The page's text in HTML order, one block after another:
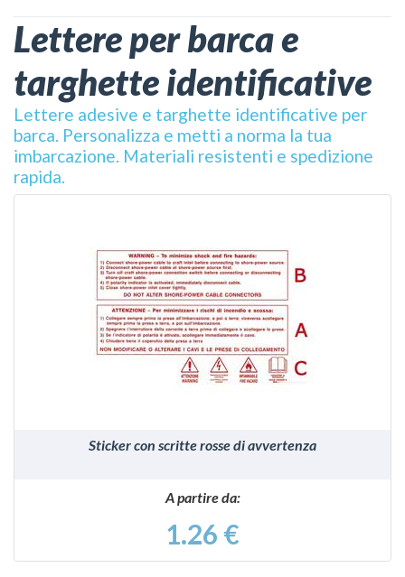
Lettere per barca e
targhette identificative
Lettere adesive e targhette identificative per
barca. Personalizza e metti a norma la tua
imbarcazione. Materiali resistenti e spedizione
rapida.
VEDI
Sticker con scritte rosse di avvertenza
A partire da:
1.26 €